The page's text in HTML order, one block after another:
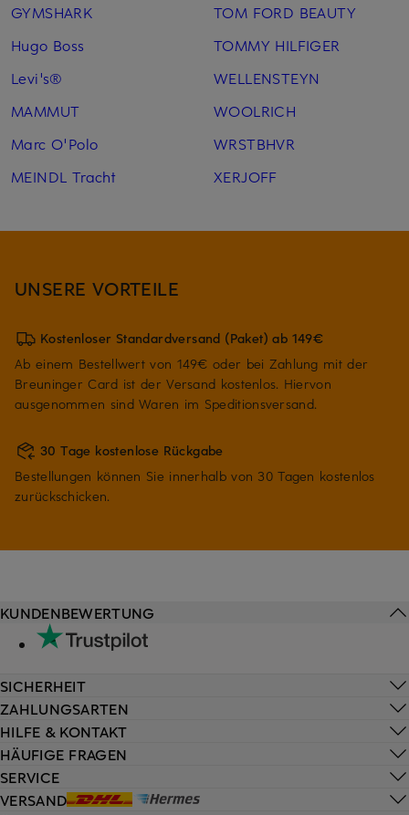
GYMSHARK
Hugo Boss
Levi's®
MAMMUT
Marc O'Polo
MEINDL Tracht
TOM FORD BEAUTY
TOMMY HILFIGER
WELLENSTEYN
WOOLRICH
WRSTBHVR
XERJOFF
UNSERE VORTEILE
Kostenloser Standardversand (Paket) ab 149€
Ab einem Bestellwert von 149€ oder bei Zahlung mit der
Breuninger Card ist der Versand kostenlos. Hiervon
ausgenommen sind Waren im Speditionsversand.
30 Tage kostenlose Rückgabe
Bestellungen können Sie innerhalb von 30 Tagen kostenlos
zurückschicken.
HILFE & KONTAKT
HÄUFIGE FRAGEN
SERVICE
VERSAND
KUNDENBEWERTUNG
SICHERHEIT
ZAHLUNGSARTEN